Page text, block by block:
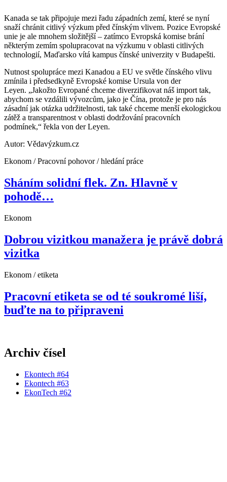
Kanada se tak připojuje mezi řadu západních zemí, které se nyní
snaží chránit citlivý výzkum před čínským vlivem. Pozice Evropské
unie je ale mnohem složitější – zatímco Evropská komise brání
některým zemím spolupracovat na výzkumu v oblasti citlivých
technologií, Maďarsko vítá kampus čínské univerzity v Budapešti.
Nutnost spolupráce mezi Kanadou a EU ve světle čínského vlivu
zmínila i předsedkyně Evropské komise Ursula von der
Leyen. „Jakožto Evropané chceme diverzifikovat náš import tak,
abychom se vzdálili vývozcům, jako je Čína, protože je pro nás
zásadní jak otázka udržitelnosti, tak také chceme menší ekologickou
zátěž a transparentnost v oblasti dodržování pracovních
podmínek,“ řekla von der Leyen.
Autor: Vědavýzkum.cz
Ekonom / Pracovní pohovor / hledání práce
Sháním solidní flek. Zn. Hlavně v
pohodě…
Ekonom
Dobrou vizitkou manažera je právě dobrá
vizitka
Ekonom / etiketa
Pracovní etiketa se od té soukromé liší,
buďte na to připraveni
Archiv čísel
Ekontech #64
Ekontech #63
EkonTech #62